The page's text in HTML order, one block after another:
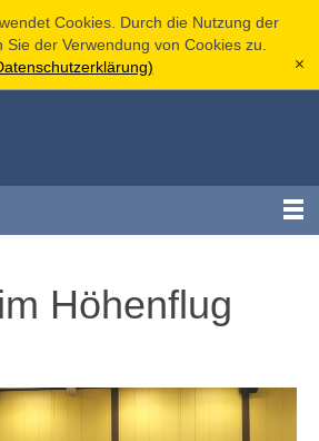
Cookies. Durch die Nutzung der
der Verwendung von Cookies zu.
[x]
Höhenflug